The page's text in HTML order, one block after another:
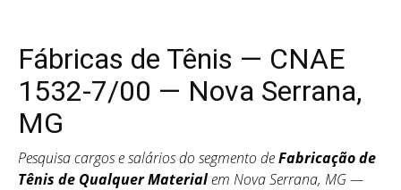
Fábricas de Tênis — CNAE
1532-7/00 — Nova Serrana,
MG
Pesquisa cargos e salários do segmento deFabricação de
Tênis de Qualquer Materialem Nova Serrana, MG —